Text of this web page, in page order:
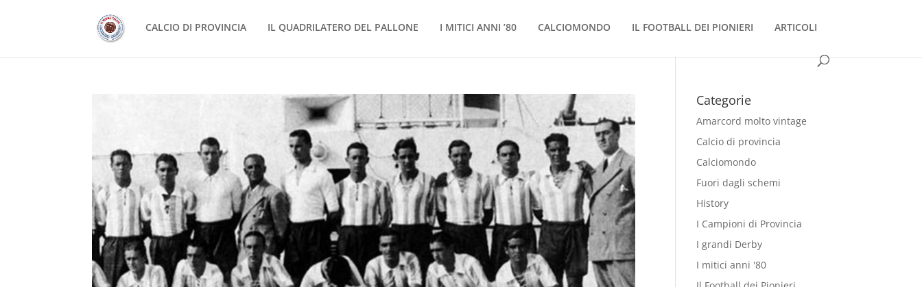
CALCIO DI PROVINCIA IL QUADRILATERO DEL PALLONE I MITICI ANNI ’80 CALCIOMONDO IL FOOTBALL DEI PIONIERI ARTICOLI
Categorie
Amarcord molto vintage
Calcio di provincia
Calciomondo
Fuori dagli schemi
History
I Campioni di Provincia
I grandi Derby
I mitici anni '80